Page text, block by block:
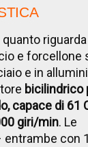
e forcellone
e in
bicilindrico
capace di 61
giri/min. Le
entrambe con